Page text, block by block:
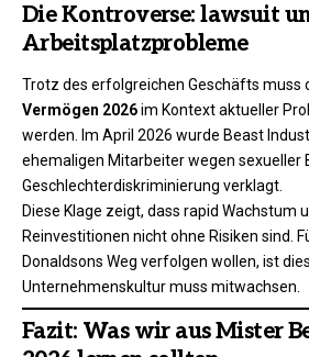
Die Kontroverse: lawsuit
Arbeitsplatzprobleme
Trotz des erfolgreichen Geschäfts muss
Vermögen 2026im Kontext aktueller
werden. Im April 2026 wurde Beast
ehemaligen Mitarbeiter wegen sexueller
Geschlechterdiskriminierung verklagt.
Diese Klage zeigt, dass rapid Wachstum
Reinvestitionen nicht ohne Risiken sind.
Donaldsons Weg verfolgen wollen, ist
Unternehmenskultur muss mitwachsen.
Fazit: Was wir aus Mister